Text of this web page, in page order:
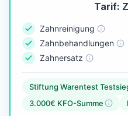
Tarif:
Zahnreinigung
Zahnbehandlungen
Zahnersatz
Stiftung Warentest
3.000€ KFO-Summe